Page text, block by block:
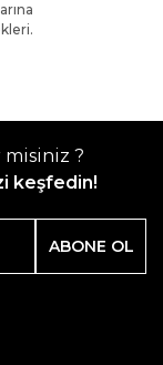
?
keşfedin!
ABONE OL